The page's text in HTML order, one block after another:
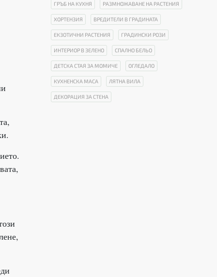
ГРЪБ НА КУХНЯ РАЗМНОЖАВАНЕ НА РАСТЕНИЯ
ХОРТЕНЗИЯ ВРЕДИТЕЛИ В ГРАДИНАТА
ЕКЗОТИЧНИ РАСТЕНИЯ ГРАДИНСКИ РОЗИ
ИНТЕРИОР В ЗЕЛЕНО СПАЛНО БЕЛЬО
ДЕТСКА СТАЯ ЗА МОМИЧЕ ОГЛЕДАЛО
КУХНЕНСКА МАСА ЛЯТНА ВИЛА
ДЕКОРАЦИЯ ЗА СТЕНА